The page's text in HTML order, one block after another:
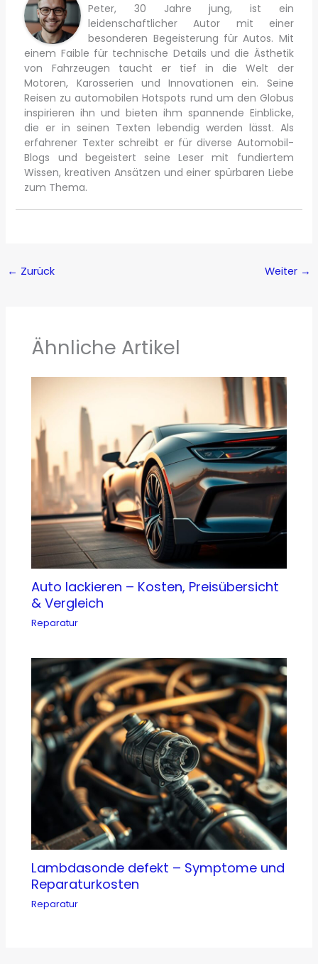
Peter, 30 Jahre jung, ist ein
leidenschaftlicher Autor mit einer
besonderen Begeisterung für Autos. Mit
einem Faible für technische Details und die Ästhetik
von Fahrzeugen taucht er tief in die Welt der
Motoren, Karosserien und Innovationen ein. Seine
Reisen zu automobilen Hotspots rund um den Globus
inspirieren ihn und bieten ihm spannende Einblicke,
die er in seinen Texten lebendig werden lässt. Als
erfahrener Texter schreibt er für diverse Automobil-
Blogs und begeistert seine Leser mit fundiertem
Wissen, kreativen Ansätzen und einer spürbaren Liebe
zum Thema.
← Zurück Weiter →
Ähnliche Artikel
Auto lackieren – Kosten, Preisübersicht
& Vergleich
Reparatur
Lambdasonde defekt – Symptome und
Reparaturkosten
Reparatur